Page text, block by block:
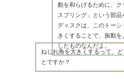
動を和らげるために、
スプリング」という部
ディスクは、このトー
きくすることで、振動
したものなんだよ。
ねじれ角を大きくするって、ど
とですか？